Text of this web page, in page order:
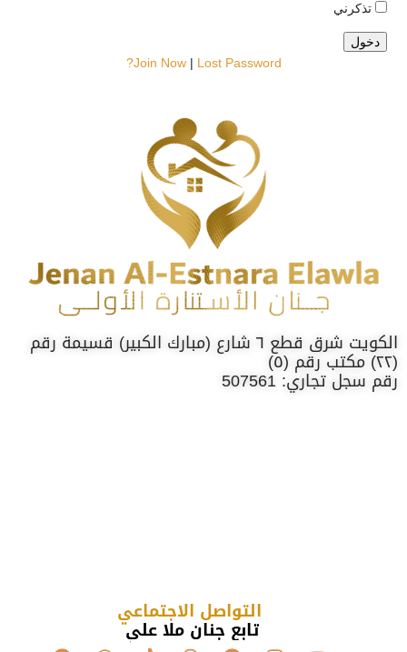
تذكرني
Join Now| Lost Password?
الكويت شرق قطع ٦ شارع (مبارك الكبير) قسيمة رقم
(٢٢) مكتب رقم (٥)
رقم سجل تجاري: 507561
التواصل الاجتماعي
تابع جنان ملا علي